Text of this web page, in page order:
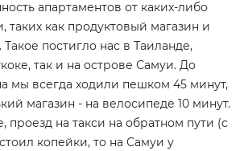
апартаментов от каких-либо
таких как продуктовый магазин и
постигло нас в Таиланде,
так и на острове Самуи. До
мы всегда ходили пешком 45 минут,
магазин - на велосипеде 10 минут.
проезд на такси на обратном пути (с
копейки, то на Самуи у